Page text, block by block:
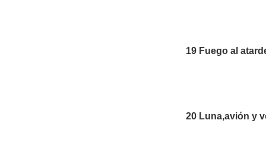
19 Fuego al
20 Luna,avión y